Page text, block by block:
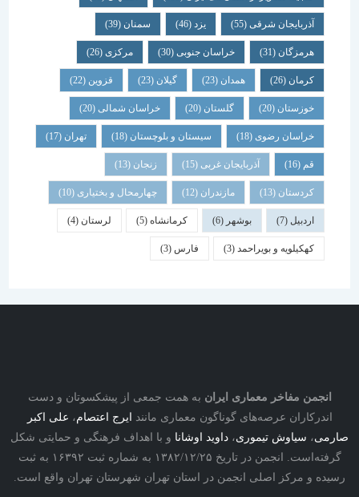
آذربایجان شرقی(55) یزد سمنان (39)
هرمزگان(31) خراسان جنوبی(30) مرکزی (26)
همدان گیلان قزوین
خوزستان(20) گلستان (20) خراسان شمالی(20)
خراسان رضوی(18) سیستان و بلوچستان(18) تهران
آذربایجان غربی(15) زنجان
کردستان(13) مازندران(12) چهارمحال و بختیاری (10)
بوشهر کرمانشاه(5) لرستان (4)
کهکیلویه و بویراحمد(3) فارس
مفاخر معماری ایرانبه همت جمعی از پیشکسوتان و دست
عرصه‌های گوناگون معماری مانندایرج اعتصام،علی اکبر
،سیاوش تیموری،داوید اوشانا و با اهداف فرهنگی و حمایتی شکل
گرفته‌است. انجمن در تاریخ ۱۳۸۲/۱۲/۲۵ به شماره ثبت ۱۶۳۹۲ به ثبت
و مرکز اصلی انجمن در استان تهران شهرستان تهران واقع است.